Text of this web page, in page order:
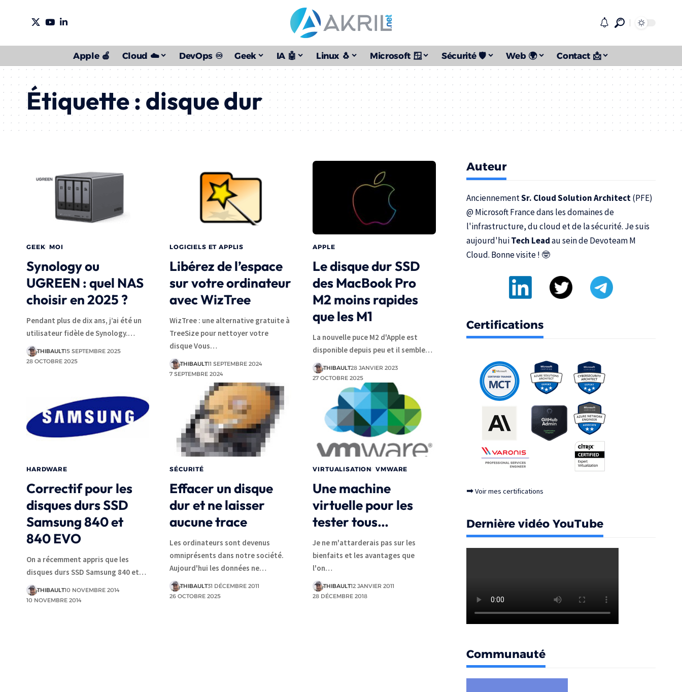
Apple 🍎 Cloud ☁️ DevOps ♾️ Geek IA 🤖 Linux 🐧 Microsoft 🪟 Sécurité 🛡️ Web 🌍 Contact 📩
Étiquette :disque dur
GEEK MOI
Synology ou
UGREEN : quel NAS
choisir en 2025 ?
Pendant plus de dix ans, j’ai été un
utilisateur fidèle de Synology.…
THIBAULT15 SEPTEMBRE 2025
28 OCTOBRE 2025
LOGICIELS ET APPLIS
Libérez de l’espace
sur votre ordinateur
avec WizTree
WizTree : une alternative gratuite à
TreeSize pour nettoyer votre
disque Vous…
THIBAULT11 SEPTEMBRE 2024
7 SEPTEMBRE 2024
APPLE
Le disque dur SSD
des MacBook Pro
M2 moins rapides
que les M1
La nouvelle puce M2 d'Apple est
disponible depuis peu et il semble…
THIBAULT28 JANVIER 2023
27 OCTOBRE 2025
HARDWARE
Correctif pour les
disques durs SSD
Samsung 840 et
840 EVO
On a récemment appris que les
disques durs SSD Samsung 840 et…
THIBAULT10 NOVEMBRE 2014
10 NOVEMBRE 2014
SÉCURITÉ
Effacer un disque
dur et ne laisser
aucune trace
Les ordinateurs sont devenus
omniprésents dans notre société.
Aujourd'hui les données ne…
THIBAULT31 DÉCEMBRE 2011
26 OCTOBRE 2025
VIRTUALISATION VMWARE
Une machine
virtuelle pour les
tester tous…
Je ne m'attarderais pas sur les
bienfaits et les avantages que
l'on…
THIBAULT12 JANVIER 2011
28 DÉCEMBRE 2018
Auteur
AnciennementSr. Cloud Solution Architect(PFE)
@ Microsoft Francedans les domaines de
l'infrastructure, du cloud et de la sécurité. Je suis
aujourd'huiTech Leadau sein deDevoteam M
Cloud. Bonne visite ! 🤓
Certifications
➡Voir mes certifications
Dernière vidéo YouTube
Communauté